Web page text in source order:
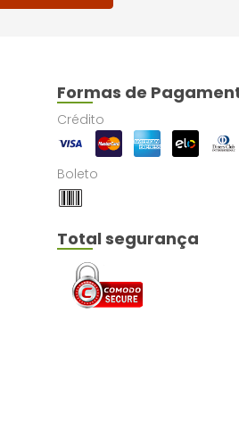
Formas de
Crédito
Boleto
Total segurança